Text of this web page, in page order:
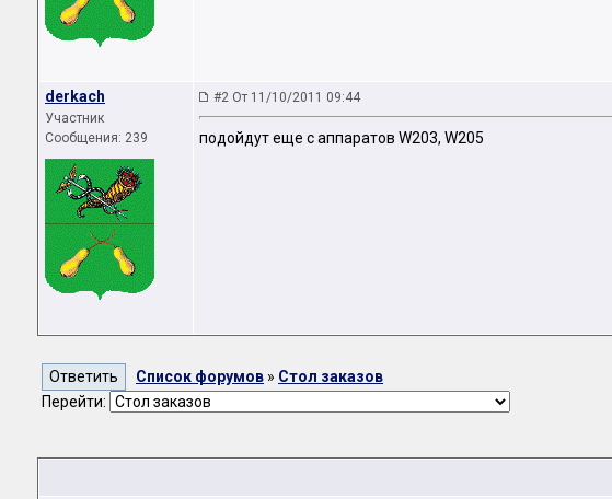
derkach
Участник
Сообщения: 239
#2 От 11/10/2011 09:44
подойдут еще с аппаратов W203, W205
Список форумов » Стол заказов
Перейти: